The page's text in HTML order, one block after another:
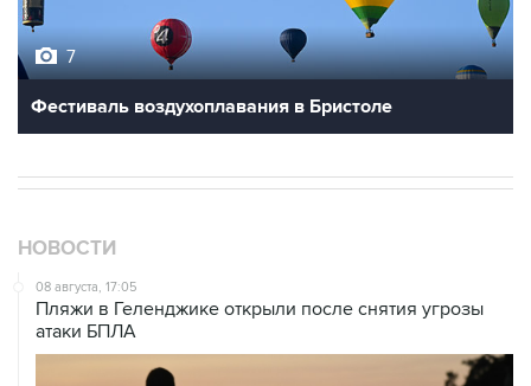
7
Фестиваль воздухоплавания в Бристоле
НОВОСТИ
08 августа, 17:05
Пляжи в Геленджике открыли после снятия угрозы
атаки БПЛА